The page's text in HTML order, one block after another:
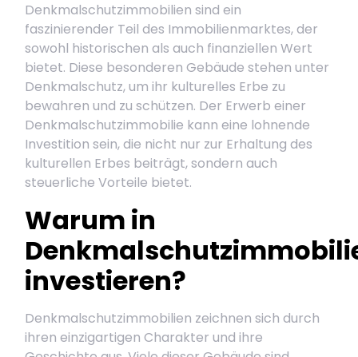
Denkmalschutzimmobilien sind ein
faszinierender Teil des Immobilienmarktes, der
sowohl historischen als auch finanziellen Wert
bietet. Diese besonderen Gebäude stehen unter
Denkmalschutz, um ihr kulturelles Erbe zu
bewahren und zu schützen. Der Erwerb einer
Denkmalschutzimmobilie kann eine lohnende
Investition sein, die nicht nur zur Erhaltung des
kulturellen Erbes beiträgt, sondern auch
steuerliche Vorteile bietet.
Warum in
investieren?
Denkmalschutzimmobilien zeichnen sich durch
ihren einzigartigen Charakter und ihre